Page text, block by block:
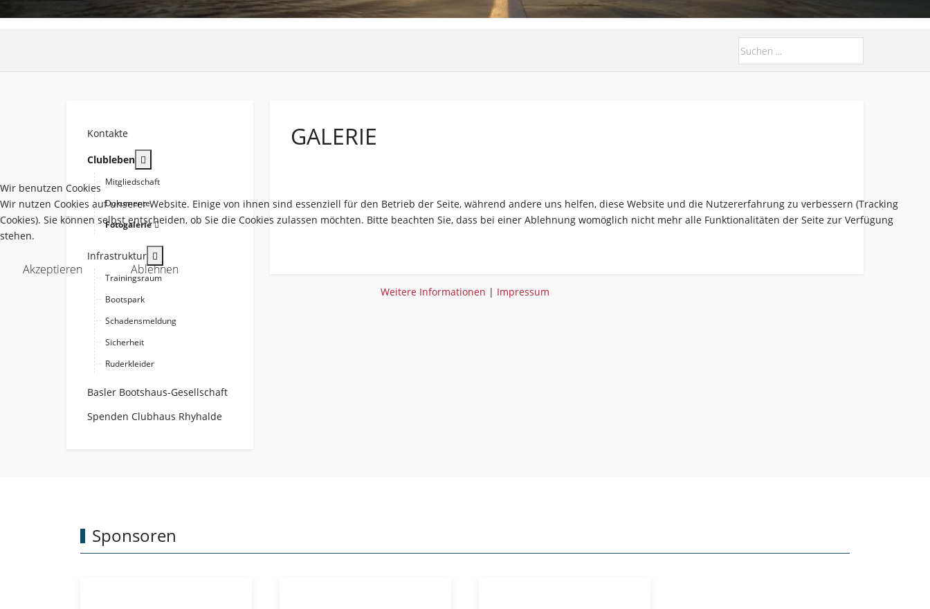
Kontakte
Clubleben
Mitgliedschaft
Dokumente
Fotogalerie
Infrastruktur
Trainingsraum
Bootspark
Schadensmeldung
Sicherheit
Ruderkleider
Basler Bootshaus-Gesellschaft
Spenden Clubhaus Rhyhalde
GALERIE
Sponsoren
Wir benutzen Cookies
Wir nutzen Cookies auf unserer Website. Einige von ihnen sind essenziell für den Betrieb der Seite, während andere uns helfen, diese Website und die Nutzererfahrung zu verbessern (Tracking
Cookies). Sie können selbst entscheiden, ob Sie die Cookies zulassen möchten. Bitte beachten Sie, dass bei einer Ablehnung womöglich nicht mehr alle Funktionalitäten der Seite zur Verfügung
stehen.
Akzeptieren Ablehnen
Weitere Informationen | Impressum